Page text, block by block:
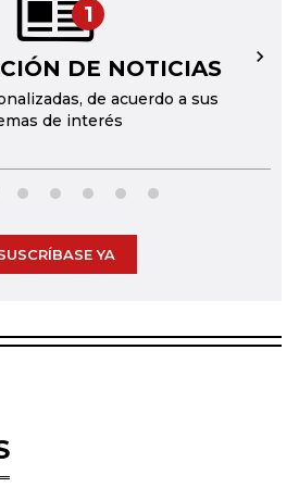
1
DE NOTICIAS
de acuerdo a sus
de interés
→
YA